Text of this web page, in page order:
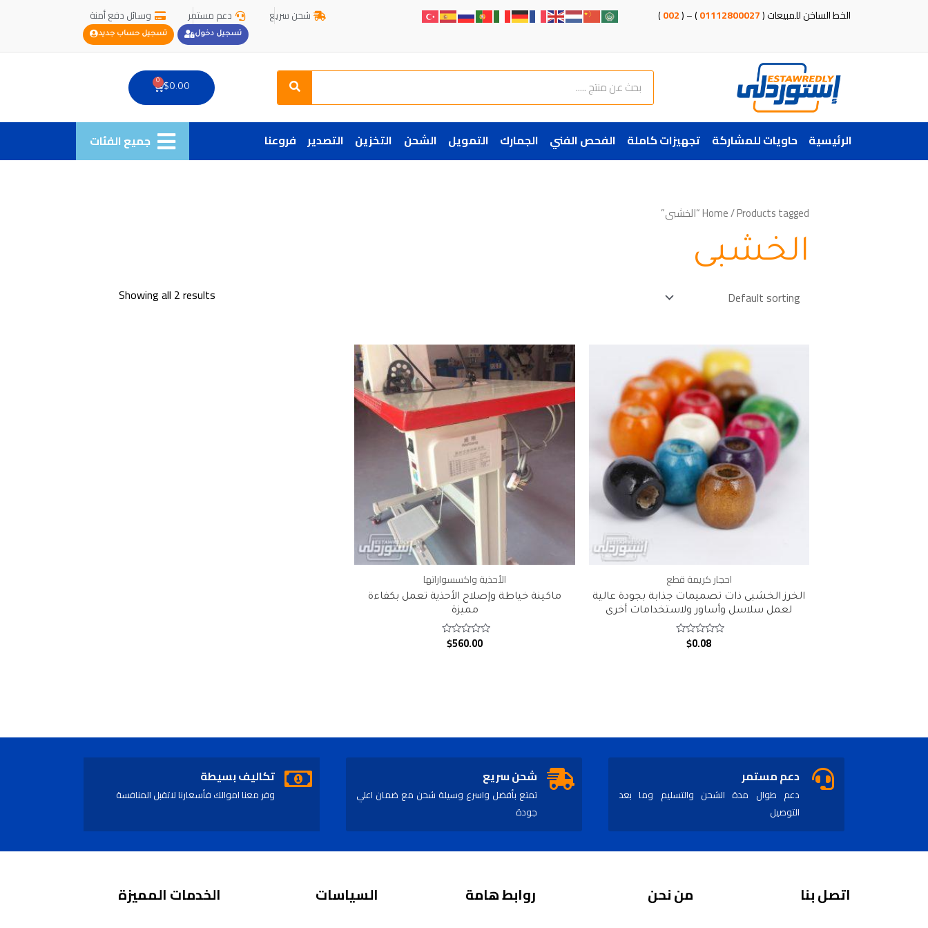
الخط الساخن للمبيعات (01112800027
) – (
002
) شحن سريع دعم مستمر وسائل دفع أمنة
تسجيل دخول تسجيل حساب جديد
Search
Search
$0.00
0
Cart
الرئيسية حاويات للمشاركة تجهيزات كاملة الفحص الفني الجمارك التمويل الشحن التخزين التصدير فروعنا جميع الفئات
Home/ Products tagged “الخشبى”
الخشبى
Showing all 2 results
احجار كريمة قطع
الخرز الخشبى ذات تصميمات جذابة بجودة عالية
لعمل سلاسل وأساور ولاستخدامات أخرى
Rated
$0.08
الأحذية واكسسواراتها
ماكينة خياطة وإصلاح الأحذية تعمل بكفاءة
مميزة
Rated
$560.00
دعم مستمر
دعم طوال مدة الشحن والتسليم وما بعد
التوصيل
شحن سريع
تمتع بأفضل واسرع وسيلة شحن مع ضمان اعلي
جودة
تكاليف بسيطة
وفر معنا اموالك فأسعارنا لاتقبل المنافسة
اتصل بنا من نحن روابط هامة السياسات الخدمات المميزة